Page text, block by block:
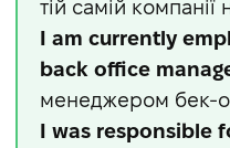
тій самій компанії
I am currently
back office
менеджером бек-
I was responsible